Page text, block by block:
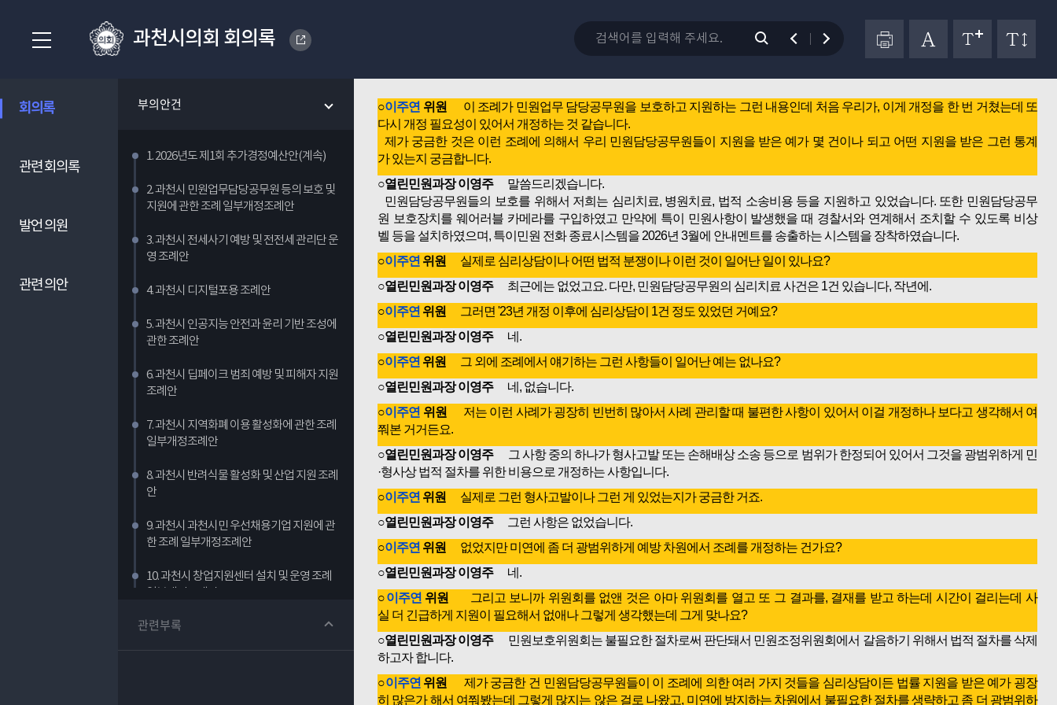
과천시의회 회의록
회의록 부의안건
1. 2026년도 제1회 추가경정예산안(계속)
2. 과천시 민원업무담당공무원 등의 보호 및
지원에 관한 조례 일부개정조례안
3. 과천시 전세사기 예방 및 전전세 관리단 운
영 조례안
4. 과천시 디지털포용 조례안
5. 과천시 인공지능 안전과 윤리 기반 조성에
관한 조례안
6. 과천시 딥페이크 범죄 예방 및 피해자 지원
조례안
7. 과천시 지역화폐 이용 활성화에 관한 조례
일부개정조례안
8. 과천시 반려식물 활성화 및 산업 지원 조례
안
9. 과천시 과천시민 우선채용기업 지원에 관
한 조례 일부개정조례안
10. 과천시 창업지원센터 설치 및 운영 조례
11. 과천시 인공지능산업 육성 및 지원 조례
관련부록
관련 회의록
발언 의원
관련 의안
먼저, 과천시 민원업무담당공무원 등의 보호 및 지원에 관한 조례 일부개정조례안에 대하여 질의하실 위원께서는 거수로 신청하
이주연 위원님 질의해 주시기 바랍니다.
○이주연 위원
이 조례가 민원업무 담당공무원을 보호하고 지원하는 그런 내용인데 처음 우리가, 이게 개정을 한 번 거쳤는데 또
다시 개정 필요성이 있어서 개정하는 것 같습니다.
제가 궁금한 것은 이런 조례에 의해서 우리 민원담당공무원들이 지원을 받은 예가 몇 건이나 되고 어떤 지원을 받은 그런 통계
가 있는지 궁금합니다.
○열린민원과장 이영주말씀드리겠습니다.
민원담당공무원들의 보호를 위해서 저희는 심리치료, 병원치료, 법적 소송비용 등을 지원하고 있었습니다. 또한 민원담당공무
원 보호장치를 웨어러블 카메라를 구입하였고 만약에 특이 민원사항이 발생했을 때 경찰서와 연계해서 조치할 수 있도록 비상
벨 등을 설치하였으며, 특이민원 전화 종료시스템을 2026년 3월에 안내멘트를 송출하는 시스템을 장착하였습니다.
○이주연 위원
실제로 심리상담이나 어떤 법적 분쟁이나 이런 것이 일어난 일이 있나요?
○열린민원과장 이영주최근에는 없었고요. 다만, 민원담당공무원의 심리치료 사건은 1건 있습니다, 작년에.
○이주연 위원
그러면 '23년 개정 이후에 심리상담이 1건 정도 있었던 거예요?
○열린민원과장 이영주네.
○이주연 위원
그 외에 조례에서 얘기하는 그런 사항들이 일어난 예는 없나요?
○열린민원과장 이영주네, 없습니다.
○이주연 위원
저는 이런 사례가 굉장히 빈번히 많아서 사례 관리할 때 불편한 사항이 있어서 이걸 개정하나 보다고 생각해서 여
쭤본 거거든요.
○열린민원과장 이영주그 사항 중의 하나가 형사고발 또는 손해배상 소송 등으로 범위가 한정되어 있어서 그것을 광범위하게 민
·형사상 법적 절차를 위한 비용으로 개정하는 사항입니다.
○이주연 위원
실제로 그런 형사고발이나 그런 게 있었는지가 궁금한 거죠.
○열린민원과장 이영주그런 사항은 없었습니다.
○이주연 위원
없었지만 미연에 좀 더 광범위하게 예방 차원에서 조례를 개정하는 건가요?
○열린민원과장 이영주네.
○이주연 위원
그리고 보니까 위원회를 없앤 것은 아마 위원회를 열고 또 그 결과를, 결재를 받고 하는데 시간이 걸리는데 사
실 더 긴급하게 지원이 필요해서 없애나 그렇게 생각했는데 그게 맞나요?
○열린민원과장 이영주민원보호위원회는 불필요한 절차로써 판단돼서 민원조정위원회에서 갈음하기 위해서 법적 절차를 삭제
하고자 합니다.
○이주연 위원
제가 궁금한 건 민원담당공무원들이 이 조례에 의한 여러 가지 것들을 심리상담이든 법률 지원을 받은 예가 굉장
히 많은가 해서 여쭤봤는데 그렇게 많지는 않은 걸로 나왔고, 미연에 방지하는 차원에서 불필요한 절차를 생략하고 좀 더 광범위하